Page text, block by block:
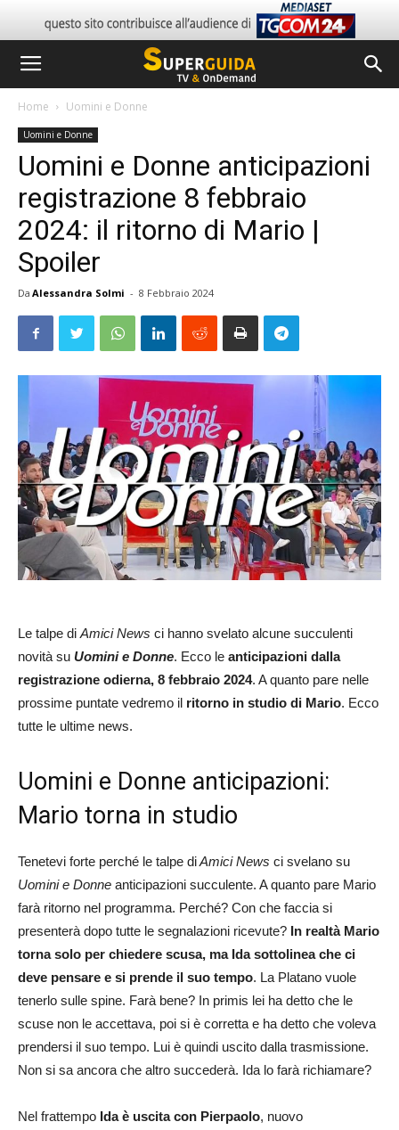
Home Uomini e Donne
Uomini e Donne
Uomini e Donne anticipazioni
registrazione 8 febbraio
2024: il ritorno di Mario |
Spoiler
Da Alessandra Solmi - 8 Febbraio 2024
Le talpe di Amici News ci hanno svelato alcune succulenti
novità su Uomini e Donne. Ecco le anticipazioni dalla
registrazione odierna, 8 febbraio 2024. A quanto pare nelle
prossime puntate vedremo il ritorno in studio di Mario. Ecco
tutte le ultime news.
Uomini e Donne anticipazioni:
Mario torna in studio
Tenetevi forte perché le talpe diAmici News ci svelano su
Uomini e Donne anticipazioni succulente. A quanto pare Mario
farà ritorno nel programma. Perché? Con che faccia si
presenterà dopo tutte le segnalazioni ricevute? In realtà Mario
torna solo per chiedere scusa, ma Ida sottolinea che ci
deve pensare e si prende il suo tempo. La Platano vuole
tenerlo sulle spine. Farà bene? In primis lei ha detto che le
scuse non le accettava, poi si è corretta e ha detto che voleva
prendersi il suo tempo. Lui è quindi uscito dalla trasmissione.
Non si sa ancora che altro succederà. Ida lo farà richiamare?
Nel frattempo Ida è uscita con Pierpaolo, nuovo